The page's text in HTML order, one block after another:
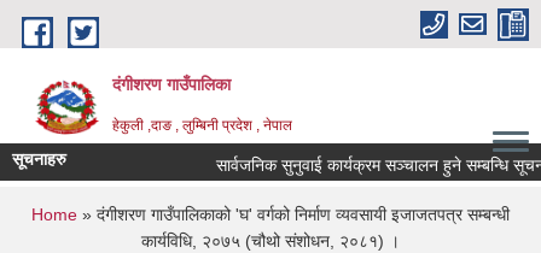
Skip to main content
दंगीशरण गाउँपालिका
हेकुली ,दाङ , लुम्बिनी प्रदेश , नेपाल
सूचनाहरु सार्वजनिक सुनुवाई कार्यक्रम सञ्चालन हुने सम्बन्धि सूचना
You are here
Home » दंगीशरण गाउँपालिकाको 'घ' वर्गको निर्माण व्यवसायी इजाजतपत्र सम्बन्धी
कार्यविधि, २०७५ (चौथो संशोधन, २०८१) ।